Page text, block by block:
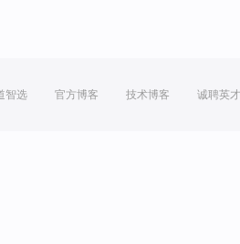
智选 官方博客 技术博客 诚聘英才